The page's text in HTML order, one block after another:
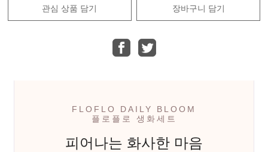
관심 상품 담기 장바구니 담기
FLOFLO DAILY BLOOM
플로플로 생화세트
피어나는 화사한 마음